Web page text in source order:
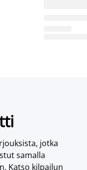
jotka
samalla
Katso kilpailun